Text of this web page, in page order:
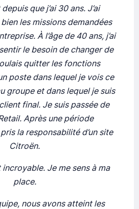
que j’ai 30 ans. J’ai
les missions demandées
À l’âge de 40 ans, j’ai
le besoin de changer de
quitter les fonctions
poste dans lequel je vois ce
groupe et dans lequel je suis
final. Je suis passée de
Après une période
pris la responsabilité d’un site
Citroën.
incroyable. Je me sens à ma
place.
nous avons atteint les